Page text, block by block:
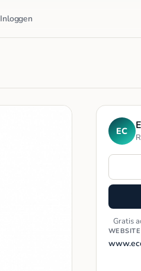
Inloggen
EC
Gratis
WEBSITE